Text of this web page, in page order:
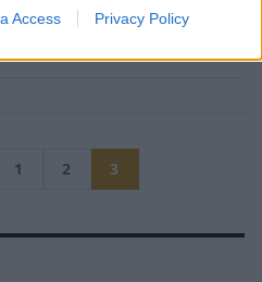
Access Privacy Policy
is. Az időjárás nem volt
1 2 3